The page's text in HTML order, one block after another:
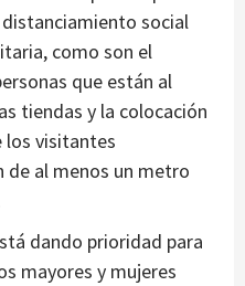
social
como son el
que están al
tiendas y la colocación
los visitantes
de al menos un metro
dando prioridad para
mayores y mujeres